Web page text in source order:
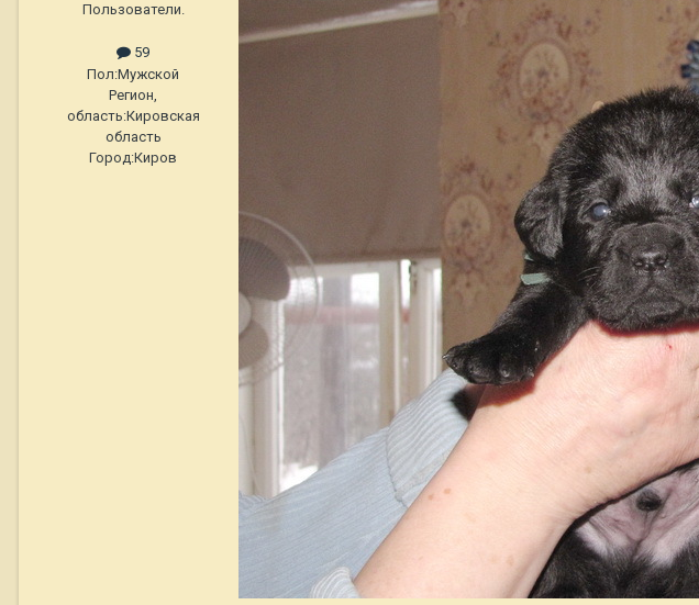
Пользователи.
59
Пол:Мужской
Регион,
область:Кировская
область
Город:Киров